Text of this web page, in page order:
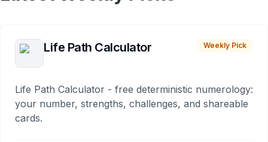
Life Path Calculator Weekly Pick
Life Path Calculator - free deterministic numerology:
your number, strengths, challenges, and shareable
cards.